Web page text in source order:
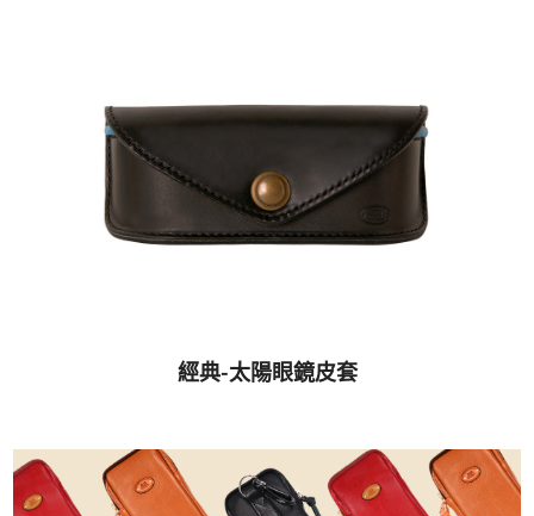
經典-太陽眼鏡皮套